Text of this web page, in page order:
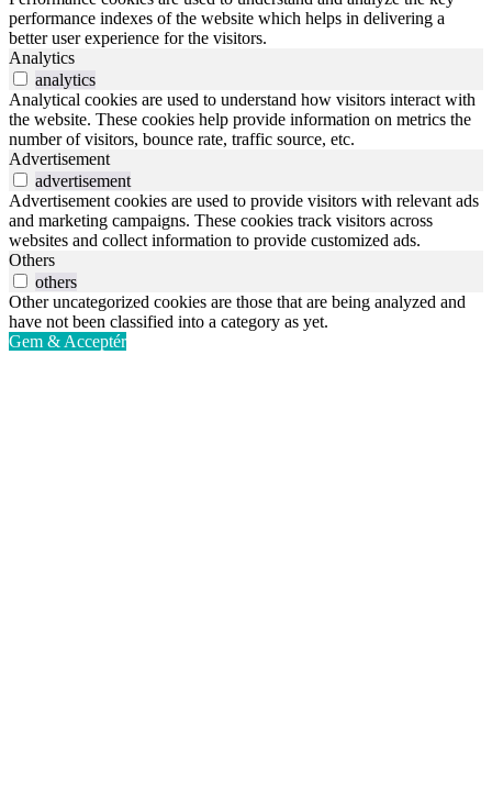
performance indexes of the website which helps in delivering a
better user experience for the visitors.
Analytics
analytics
Analytical cookies are used to understand how visitors interact with
the website. These cookies help provide information on metrics the
number of visitors, bounce rate, traffic source, etc.
Advertisement
advertisement
Advertisement cookies are used to provide visitors with relevant ads
and marketing campaigns. These cookies track visitors across
websites and collect information to provide customized ads.
Others
others
Other uncategorized cookies are those that are being analyzed and
have not been classified into a category as yet.
Gem & Acceptér